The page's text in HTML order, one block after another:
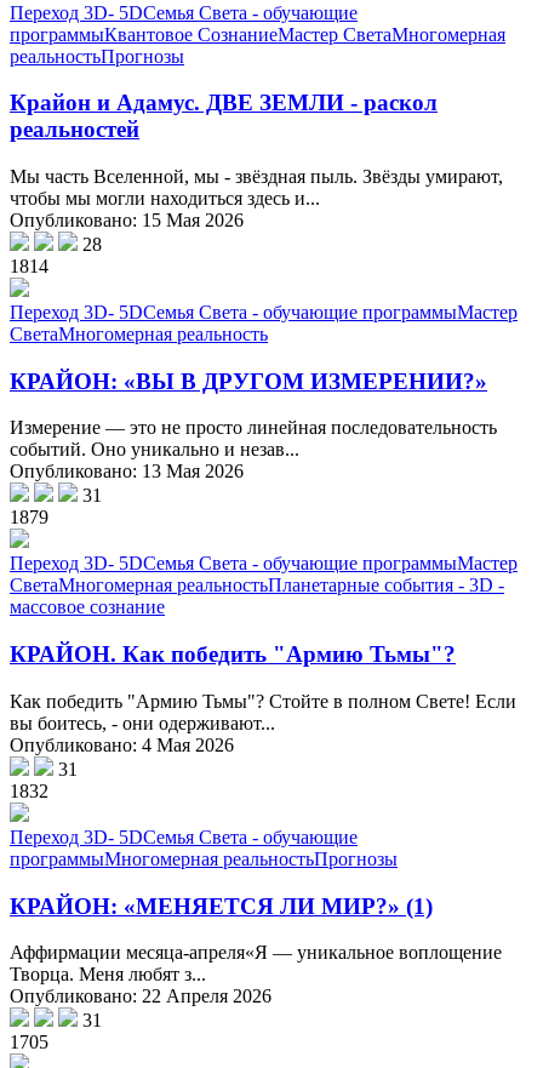
Переход 3D- 5DСемья Света - обучающие
программыКвантовое СознаниеМастер СветаМногомерная
реальностьПрогнозы
Крайон и Адамус. ДВЕ ЗЕМЛИ - раскол
реальностей
Мы часть Вселенной, мы - звёздная пыль. Звёзды умирают,
чтобы мы могли находиться здесь и...
Опубликовано: 15 Мая 2026
28
1814
Переход 3D- 5DСемья Света - обучающие программыМастер
СветаМногомерная реальность
КРАЙОН: «ВЫ В ДРУГОМ ИЗМЕРЕНИИ?»
Измерение — это не просто линейная последовательность
событий. Оно уникально и незав...
Опубликовано: 13 Мая 2026
31
1879
Переход 3D- 5DСемья Света - обучающие программыМастер
СветаМногомерная реальностьПланетарные события - 3D -
массовое сознание
КРАЙОН. Как победить "Армию Тьмы"?
Как победить "Армию Тьмы"? Стойте в полном Свете! Если
вы боитесь, - они одерживают...
Опубликовано: 4 Мая 2026
31
1832
Переход 3D- 5DСемья Света - обучающие
программыМногомерная реальностьПрогнозы
КРАЙОН: «МЕНЯЕТСЯ ЛИ МИР?» (1)
Аффирмации месяца-апреля«Я — уникальное воплощение
Творца. Меня любят з...
Опубликовано: 22 Апреля 2026
31
1705